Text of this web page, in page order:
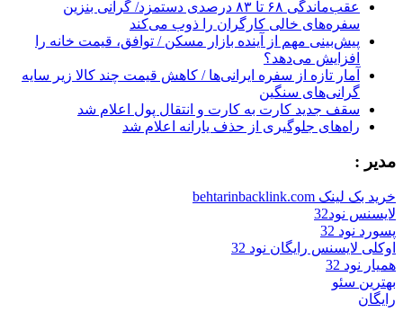
عقب‌ماندگی ۶۸ تا ۸۳ درصدی دستمزد/ گرانی بنزین
سفره‌های خالی کارگران را ذوب می‌کند
پیش‌بینی مهم از آینده بازار مسکن / توافق، قیمت خانه را
افزایش می‌دهد؟
آمار تازه از سفره ایرانی‌ها / کاهش قیمت چند کالا زیر سایه
گرانی‌های سنگین
سقف جدید کارت به کارت و انتقال پول اعلام شد
راه‌های جلوگیری از حذف یارانه اعلام شد
مدیر :
خرید بک لینک behtarinbacklink.com
لایسنس نود32
پسورد نود 32
اوکلی لایسنس رایگان نود 32
همیار نود 32
بهترین سئو
رایگان